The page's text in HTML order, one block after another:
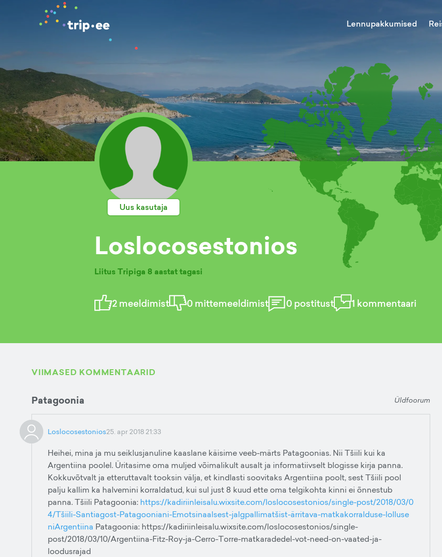
Lennupakkumised
Uus kasutaja
Loslocosestonios
Liitus Tripiga 8 aastat tagasi
2meeldimist 0mittemeeldimist 0postitust 1 kommentaari
VIIMASED KOMMENTAARID
Patagoonia Üldfoorum
Loslocosestonios25. apr 2018 21:33
Heihei, mina ja mu seiklusjanuline kaaslane käisime veeb-märts Patagoonias. Nii Tšiili kui ka
Argentiina poolel. Üritasime oma muljed võimalikult ausalt ja informatiivselt blogisse kirja panna.
Kokkuvõtvalt ja etteruttavalt tooksin välja, et kindlasti soovitaks Argentiina poolt, sest Tšiili pool
palju kallim ka halvemini korraldatud, kui sul just 8 kuud ette oma telgikohta kinni ei õnnestub
panna. Tšiili Patagoonia: https://kadiriinleisalu.wixsite.com/loslocosestonios/single-post/2018/03/0
4/Tšiili-Santiagost-Patagooniani-Emotsinaalsest-jalgpallimatšist-ärritava-matkakorralduse-lolluse
niArgentiina Patagoonia: https://kadiriinleisalu.wixsite.com/loslocosestonios/single-
post/2018/03/10/Argentiina-Fitz-Roy-ja-Cerro-Torre-matkaradedel-vot-need-on-vaated-ja-
loodusrajad